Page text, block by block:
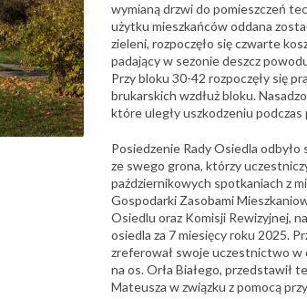
wymianą drzwi do pomieszczeń
użytku mieszkańców oddana
zieleni, rozpoczęło się czwarte
padający w sezonie deszcz
Przy bloku 30-42 rozpoczęły się
brukarskich wzdłuż bloku.
które uległy uszkodzeniu podczas
Posiedzenie Rady Osiedla
ze swego grona, którzy
październikowych spotkaniach z
Gospodarki Zasobami
Osiedlu oraz Komisji Rewizyjnej,
osiedla za 7 miesięcy roku 2025.
zreferował swoje uczestnictwo w
na os. Orła Białego, przedstawił
Mateusza w związku z pomocą